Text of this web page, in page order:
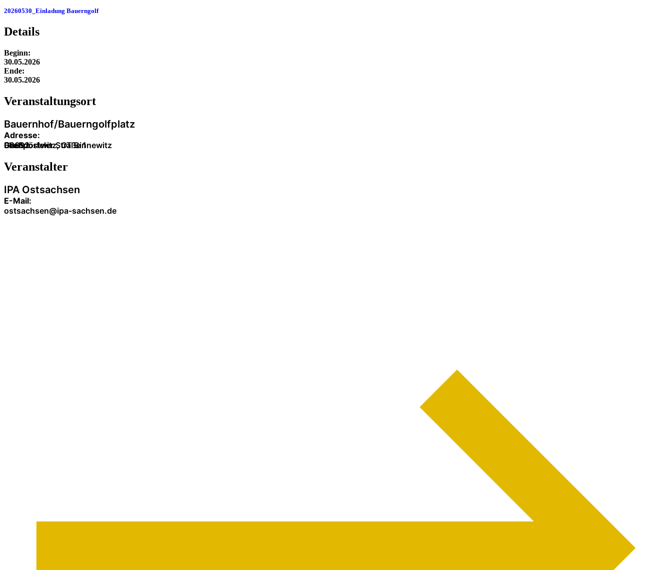
20260530_Einladung Bauerngolf
Details
Beginn:
30.05.2026
Ende:
30.05.2026
Veranstaltung­sort
Bauernhof/Bauerngolfplatz
Adresse:
Ebendörfeler Straße 1
02692
Großpostwitz, OT Binnewitz
Veranstalter
IPA Ostsachsen
E-Mail:
ostsachsen@ipa-sachsen.de